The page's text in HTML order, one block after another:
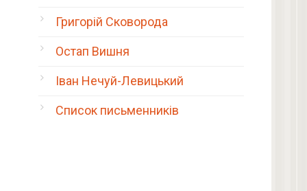
Григорій Сковорода
Остап Вишня
Іван Нечуй-Левицький
Список письменників